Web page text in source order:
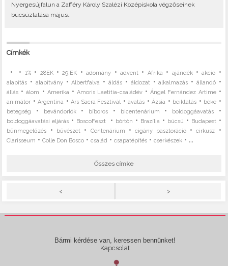
Nyergesújfalun a Zafféry Károly Szalézi Középiskola végzőseinek
búcsúztatása május..
Címkék
• • 1%• 28EK•29.EK •adomány •advent • Afrika • ajándék•akció •
alapítás • alapítvány•Albertfalva •áldás • áldozat •alkalmazás • állandó•
állás •álom • Amerika • Amoris Laetitia-családév •Ángel Fernández Artime•
animátor •Argentína •Ars Sacra Fesztivál •avatás •Ázsia • beiktatás • béke •
betegség • bevándorlók• bíboros • bicentenárium • boldoggáavatás•
boldoggáavatási eljárás • BoscoFeszt • börtön • Brazília • búcsú • Budapest •
bűnmegelőzés • bűvészet • Centenárium •cigány pasztoráció•cirkusz •
Clarisseum •Colle Don Bosco •család •csapatépítés •cserkészek • ...
Összes címke
< >
Bármi kérdése van, keressen bennünket!
Kapcsolat